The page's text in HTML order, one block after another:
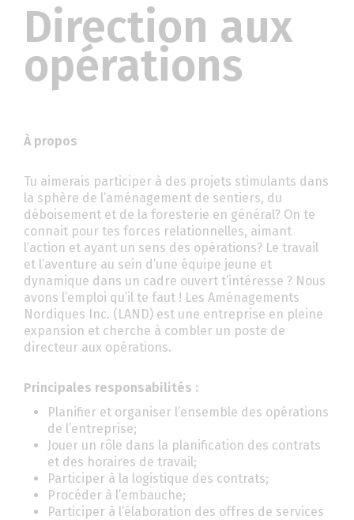
Direction aux
opérations
À propos
Tu aimerais participer à des projets stimulants dans
la sphère de l’aménagement de sentiers, du
déboisement et de la foresterie en général? On te
connait pour tes forces relationnelles, aimant
l’action et ayant un sens des opérations? Le travail
et l’aventure au sein d’une équipe jeune et
dynamique dans un cadre ouvert t’intéresse ? Nous
avons l’emploi qu’il te faut ! Les Aménagements
Nordiques Inc. (LAND) est une entreprise en pleine
expansion et cherche à combler un poste de
directeur aux opérations.
Principales responsabilités :
Planifier et organiser l’ensemble des opérations
de l’entreprise;
Jouer un rôle dans la planification des contrats
et des horaires de travail;
Participer à la logistique des contrats;
Procéder à l’embauche;
Participer à l’élaboration des offres de services